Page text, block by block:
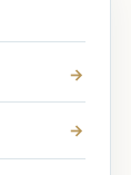
→
→